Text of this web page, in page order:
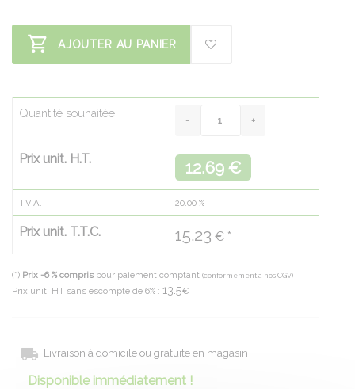
AJOUTER AU PANIER
Quantité souhaitée
Prix unit. H.T. 12.69 €
T.V.A. 20.00 %
Prix unit. T.T.C. 15.23 € *
(*) Prix -6 % compris pour paiement comptant (conformément à nos CGV)
Prix unit. HT sans escompte de 6% : 13.5€
Livraison à domicile ou gratuite en magasin
Disponible immédiatement !